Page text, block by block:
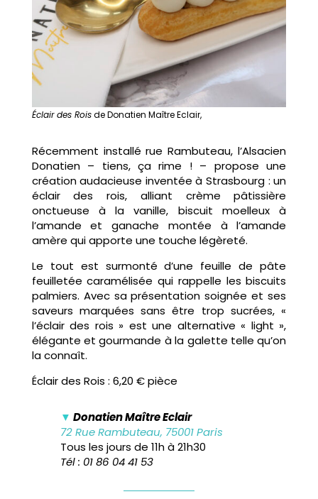
Éclair des Roisde Donatien Maître Eclair,
Récemment installé rue Rambuteau, l’Alsacien
Donatien – tiens, ça rime ! – propose une
création audacieuse inventée à Strasbourg : un
éclair des rois, alliant crème pâtissière
onctueuse à la vanille, biscuit moelleux à
l’amande et ganache montée à l’amande
amère qui apporte une touche légèreté.
Le tout est surmonté d’une feuille de pâte
feuilletée caramélisée qui rappelle les biscuits
palmiers. Avec sa présentation soignée et ses
saveurs marquées sans être trop sucrées, «
l’éclair des rois » est une alternative « light »,
élégante et gourmande à la galette telle qu’on
la connaît.
Éclair des Rois : 6,20 € pièce
▼ Donatien Maître Eclair
72 Rue Rambuteau, 75001 Paris
Tous les jours de 11h à 21h30
Tél : 01 86 04 41 53